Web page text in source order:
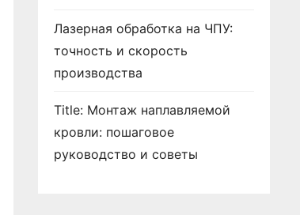
Лазерная обработка на ЧПУ:
точность и скорость
производства
Title: Монтаж наплавляемой
кровли: пошаговое
руководство и советы